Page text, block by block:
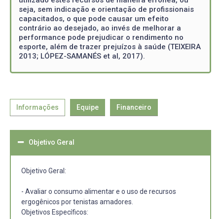
seja, sem indicação e orientação de profissionais
capacitados, o que pode causar um efeito
contrário ao desejado, ao invés de melhorar a
performance pode prejudicar o rendimento no
esporte, além de trazer prejuízos à saúde (TEIXEIRA
2013; LÓPEZ-SAMANÉS et al, 2017).
Informações Equipe Financeiro
Objetivo Geral
Objetivo Geral:
- Avaliar o consumo alimentar e o uso de recursos
ergogênicos por tenistas amadores.
Objetivos Específicos: